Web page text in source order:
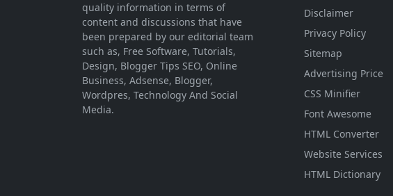
quality information in terms of
content and discussions that have
been prepared by our editorial team
such as, Free Software, Tutorials,
Design, Blogger Tips SEO, Online
Business, Adsense, Blogger,
Wordpres, Technology And Social
Media.
Disclaimer
Privacy Policy
Sitemap
Advertising Price
CSS Minifier
Font Awesome
HTML Converter
Website Services
HTML Dictionary